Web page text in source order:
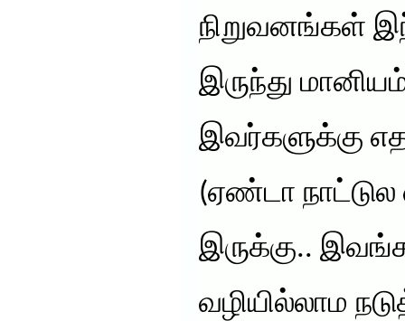
நிறுவனங்கள்
இருந்து
இவர்களுக்கு
(ஏண்டா நாட்டுல
இருக்கு..
வழியில்லாம